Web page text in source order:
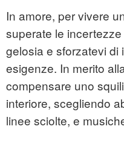
In amore, per vivere
superate le incertezze
gelosia e sforzatevi di
esigenze. In merito
compensare uno
interiore, scegliendo
linee sciolte, e